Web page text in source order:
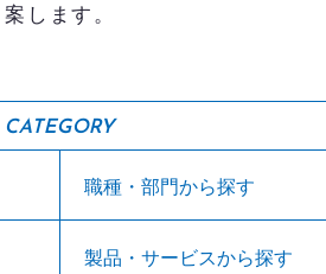
案します。
CATEGORY
職種・部門から探す
製品・サービスから探す